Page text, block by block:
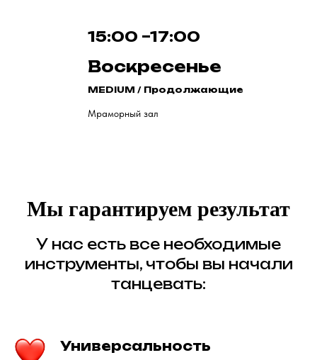
15:00 –17:00
Воскресенье
MEDIUM / Продолжающие
Мраморный зал
Мы гарантируем результат
У нас есть все необходимые
инструменты, чтобы вы начали
танцевать:
Универсальность